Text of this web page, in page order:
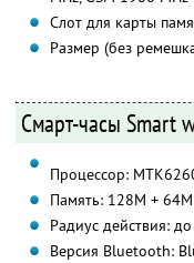
Слот для карты
Размер (без
Смарт-часы Smart
Процессор:
Память: 128M + 64M
Радиус действия:
Версия Bluetooth: